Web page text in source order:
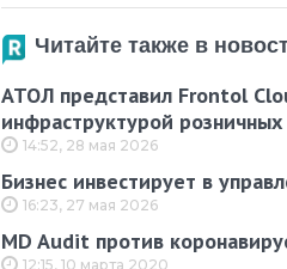
Читайте также в
АТОЛ представил Frontol
инфраструктурой розничных
14:52, 28 мая 2026
Бизнес инвестирует в
16:23, 27 мая 2026
MD Audit против
12:15, 10 марта 2020